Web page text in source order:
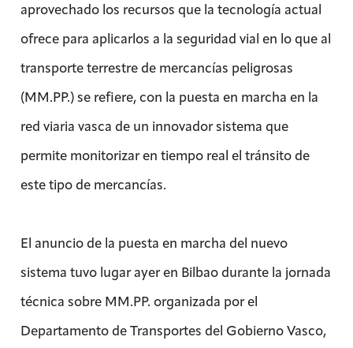
aprovechado los recursos que la tecnología actual
ofrece para aplicarlos a la seguridad vial en lo que al
transporte terrestre de mercancías peligrosas
(MM.PP.) se refiere, con la puesta en marcha en la
red viaria vasca de un innovador sistema que
permite monitorizar en tiempo real el tránsito de
este tipo de mercancías.
El anuncio de la puesta en marcha del nuevo
sistema tuvo lugar ayer en Bilbao durante la jornada
técnica sobre MM.PP. organizada por el
Departamento de Transportes del Gobierno Vasco,